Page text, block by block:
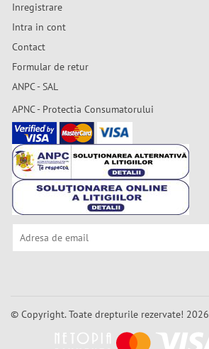
Inregistrare
Intra in cont
Contact
Formular de retur
ANPC - SAL
APNC - Protectia Consumatorului
© Copyright. Toate drepturile rezervate! 2026